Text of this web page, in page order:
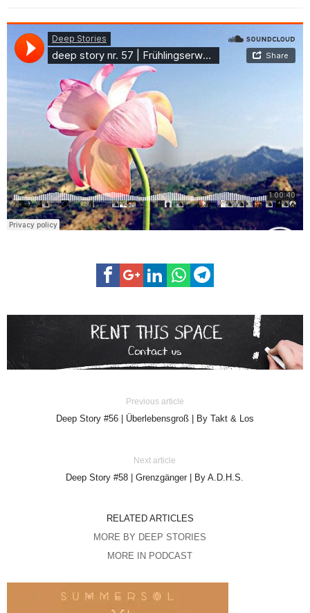
Previous article
Deep Story #56 | Überlebensgroß | By Takt & Los
Next article
Deep Story #58 | Grenzgänger | By A.D.H.S.
RELATED ARTICLES
MORE BY DEEP STORIES
MORE IN PODCAST